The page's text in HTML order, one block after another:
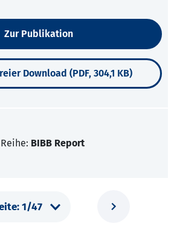
Zur Publikation
Download (PDF, 304,1 KB)
Reihe: BIBB Report